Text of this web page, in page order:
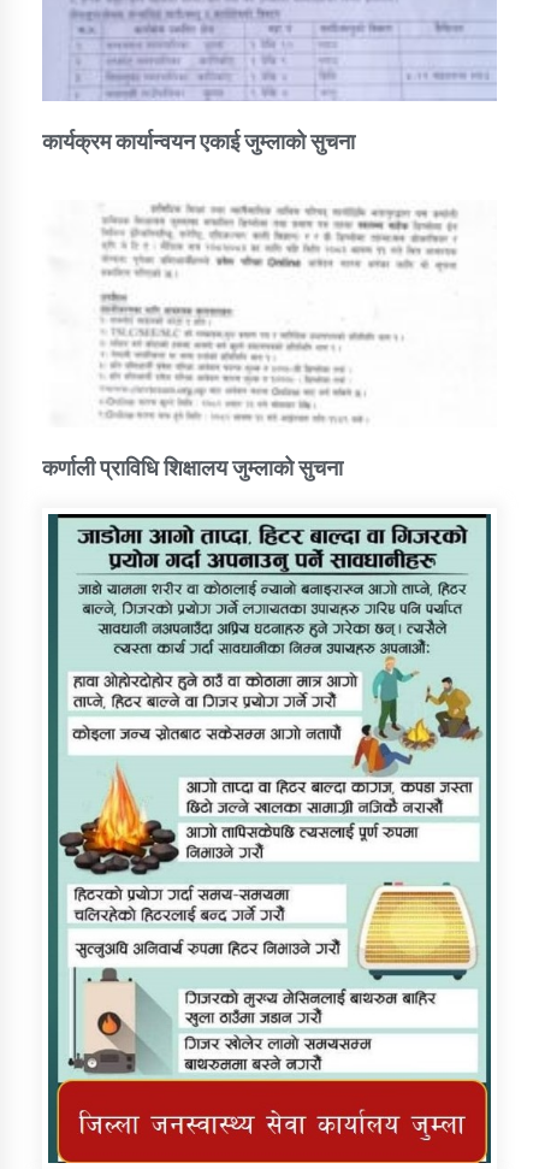
कार्यक्रम कार्यान्वयन एकाई जुम्लाको सुचना
कर्णाली प्राविधि शिक्षालय जुम्लाको सुचना